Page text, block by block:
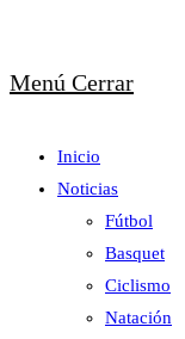
Menú Cerrar
Inicio
Noticias
Fútbol
Basquet
Ciclismo
Natación